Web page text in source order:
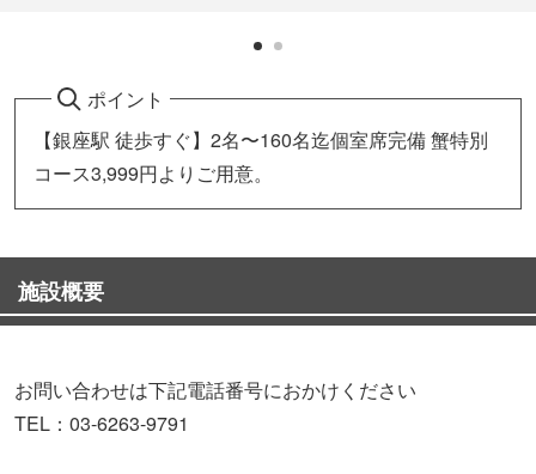
ポイント
【銀座駅 徒歩すぐ】2名〜160名迄個室席完備 蟹特別
コース3,999円よりご用意。
施設概要
お問い合わせは下記電話番号におかけください
TEL：03-6263-9791